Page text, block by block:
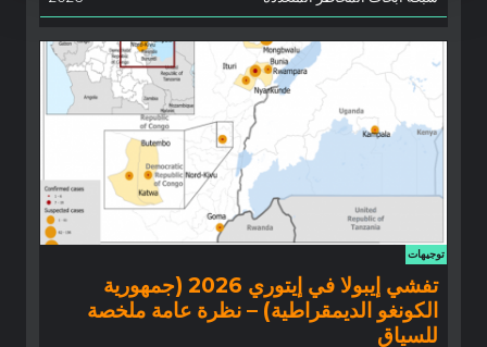
توجيهات
تفشي إيبولا في إيتوري 2026 (جمهورية
الكونغو الديمقراطية) – نظرة عامة ملخصة
للسياق